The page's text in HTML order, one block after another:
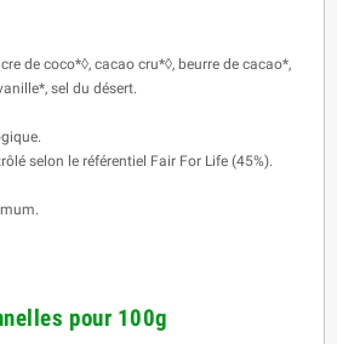
de coco*◊, cacao cru*◊, beurre de cacao*,
sel du désert.
selon le référentiel Fair For Life (45%).
pour 100g